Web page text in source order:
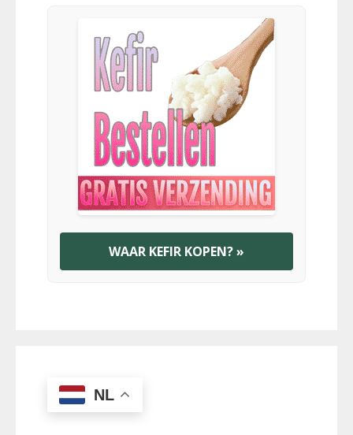
WAAR KEFIR KOPEN? »
NL